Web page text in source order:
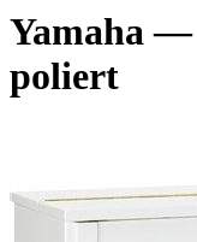
Yamaha—
poliert